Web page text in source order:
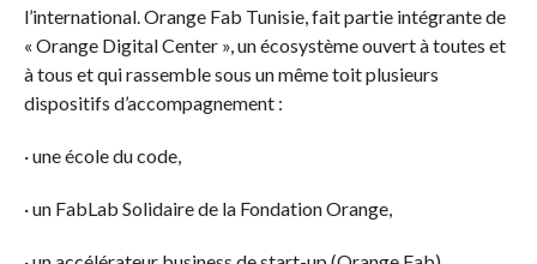
l’international. Orange Fab Tunisie, fait partie intégrante de
« Orange Digital Center », un écosystème ouvert à toutes et
à tous et qui rassemble sous un même toit plusieurs
dispositifs d’accompagnement :
· une école du code,
· un FabLab Solidaire de la Fondation Orange,